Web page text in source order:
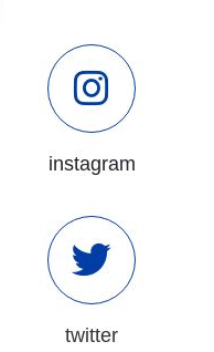
instagram
twitter